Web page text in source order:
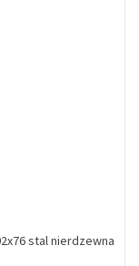
stal nierdzewna